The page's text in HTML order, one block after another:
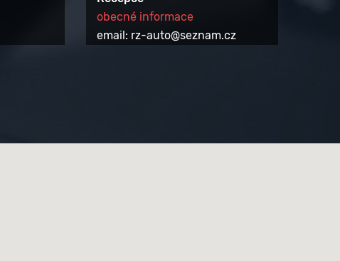
obecné informace
email: rz-auto@seznam.cz